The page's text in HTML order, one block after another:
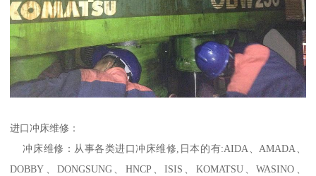
进口冲床维修：
冲床维修：从事各类进口冲床维修,日本的有:AIDA、AMADA、
DOBBY、DONGSUNG、HNCP、ISIS、KOMATSU、WASINO、